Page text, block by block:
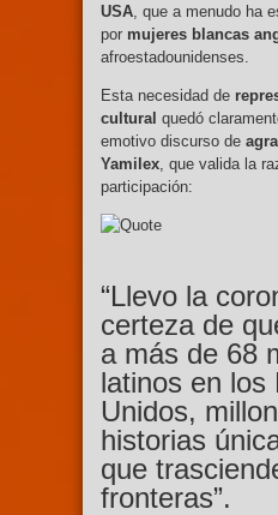
USA , que a menudo ha
por mujeres blancas
afroestadounidenses.
Esta necesidad de
cultural quedó
emotivo discurso de
Yamilex , que valida la
participación:
“Llevo la
certeza de
a más de 68
latinos en los
Unidos,
historias
que
fronteras”.